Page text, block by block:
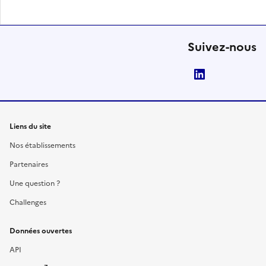
Suivez-nous
Liens du site
Nos établissements
Partenaires
Une question ?
Challenges
Données ouvertes
API